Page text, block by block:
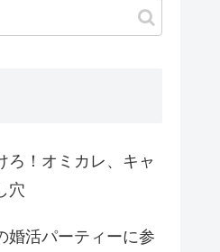
ろ！オミカレ、キャ
穴
婚活パーティーに参